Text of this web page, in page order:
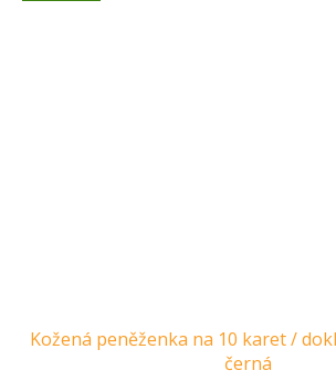
Kožená peněženka na 10 karet /
černá